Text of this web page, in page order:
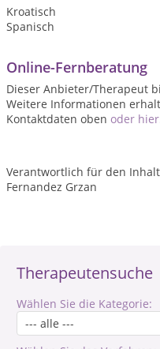
Therapeutensuche
Wählen Sie die Kategorie:
Kroatisch
Spanisch
Online-Fernberatung
Dieser Anbieter/Therapeut
Weitere Informationen
Kontaktdaten oben oder hier
Verantwortlich für den
Fernandez Grzan